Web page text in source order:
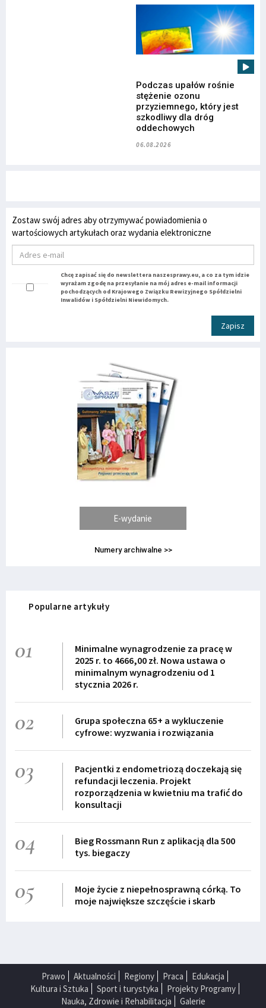
Podczas upałów rośnie
stężenie ozonu
przyziemnego, który jest
szkodliwy dla dróg
oddechowych
06.08.2026
Zostaw swój adres aby otrzymywać powiadomienia o
wartościowych artykułach oraz wydania elektroniczne
Chcę zapisać się do newslettera naszesprawy.eu, a co za tym idzie
wyrażam zgodę na przesyłanie na mój adres e-mail informacji
pochodzących od Krajowego Związku Rewizyjnego Spółdzielni
Inwalidów i Spółdzielni Niewidomych.
Zapisz
E-wydanie
Numery archiwalne >>
Popularne artykuły
01
Minimalne wynagrodzenie za pracę w
2025 r. to 4666,00 zł. Nowa ustawa o
minimalnym wynagrodzeniu od 1
stycznia 2026 r.
02
Grupa społeczna 65+ a wykluczenie
cyfrowe: wyzwania i rozwiązania
03
Pacjentki z endometriozą doczekają się
refundacji leczenia. Projekt
rozporządzenia w kwietniu ma trafić do
konsultacji
04
Bieg Rossmann Run z aplikacją dla 500
tys. biegaczy
05
Moje życie z niepełnosprawną córką. To
moje największe szczęście i skarb
Prawo Aktualności Regiony Praca
Edukacja
Kultura i Sztuka
Sport i turystyka
Projekty Programy
Nauka, Zdrowie i Rehabilitacja
Galerie